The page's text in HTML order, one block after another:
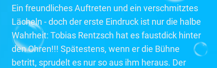
Ein freundliches Auftreten und ein verschmitztes
Lächeln - doch der erste Eindruck ist nur die halbe
Wahrheit: Tobias Rentzsch hat es faustdick hinter
den Ohren!!! Spätestens, wenn er die Bühne
betritt, sprudelt es nur so aus ihm heraus. Der